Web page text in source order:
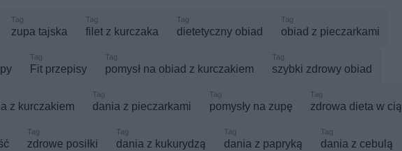
zupa tajska filet z kurczaka dietetyczny obiad obiad z pieczarkami
Fit przepisy pomysł na obiad z kurczakiem szybki zdrowy obiad
z kurczakiem dania z pieczarkami pomysły na zupę zdrowa dieta w
zdrowe posiłki dania z kukurydzą dania z papryką dania z cebulą